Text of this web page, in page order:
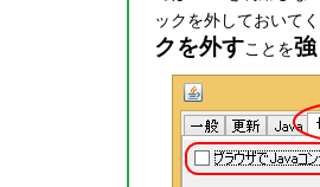
ックを外しておいてく
クを外すことを